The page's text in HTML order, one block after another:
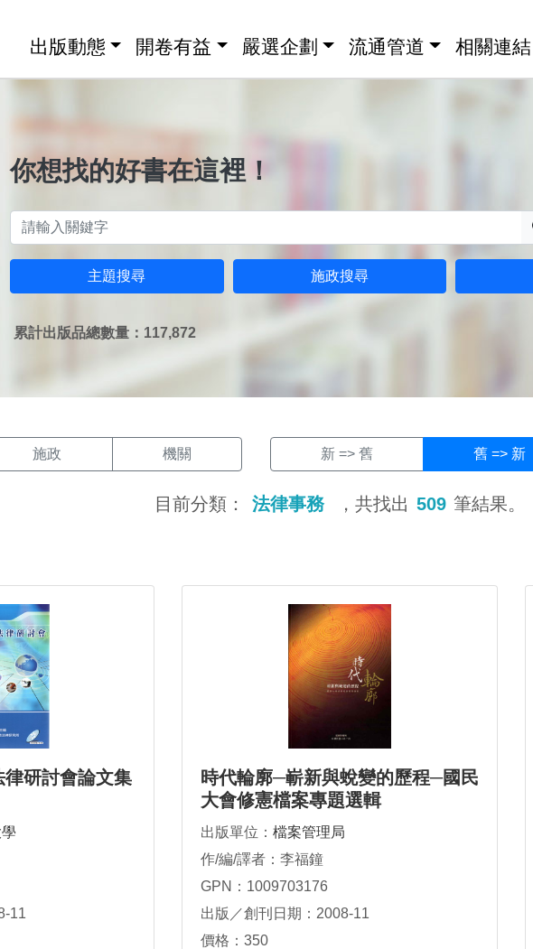
出版動態 開卷有益 嚴選企劃 流通管道 相關連結
你想找的好書在這裡！
主題搜尋 施政搜尋
累計出版品總數量：117,872
施政 機關 新 => 舊 舊 => 新
目前分類： 法律事務 ，共找出 509 筆結果。
研討會論文集
11
時代輪廓─嶄新與蛻變的歷程─國民
大會修憲檔案專題選輯
出版單位： 檔案管理局
作/編/譯者：李福鐘
GPN：1009703176
出版／創刊日期：2008-11
價格：350